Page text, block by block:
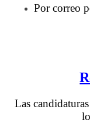
Por correo
Las